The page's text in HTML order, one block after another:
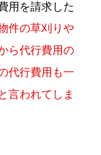
用を請求した
件の草刈りや
ら代行費用の
代行費用も一
言われてしま